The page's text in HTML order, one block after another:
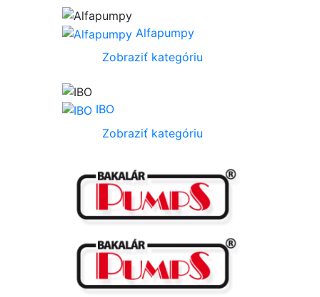
Alfapumpy
Zobraziť kategóriu
IBO
Zobraziť kategóriu